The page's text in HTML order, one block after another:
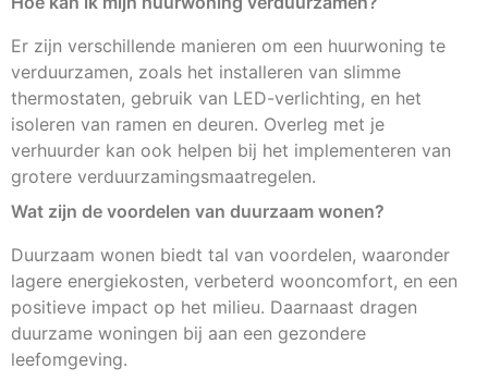
Er zijn verschillende manieren om een huurwoning te
verduurzamen, zoals het installeren van slimme
thermostaten, gebruik van LED-verlichting, en het
isoleren van ramen en deuren. Overleg met je
verhuurder kan ook helpen bij het implementeren van
grotere verduurzamingsmaatregelen.
Wat zijn de voordelen van duurzaam wonen?
Duurzaam wonen biedt tal van voordelen, waaronder
lagere energiekosten, verbeterd wooncomfort, en een
positieve impact op het milieu. Daarnaast dragen
duurzame woningen bij aan een gezondere
leefomgeving.